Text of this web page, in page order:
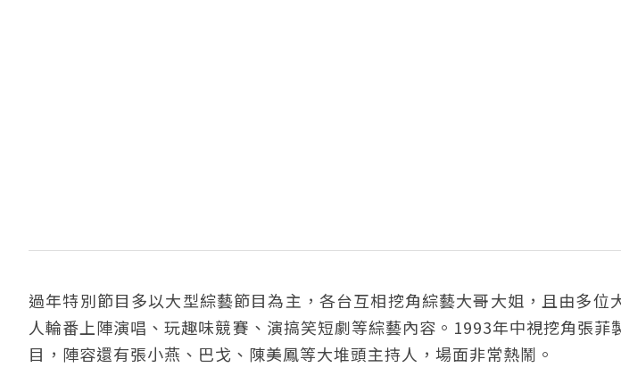
過年特別節目多以大型綜藝節目為主，各台互相挖角綜藝大哥大姐，且由多位
人輪番上陣演唱、玩趣味競賽、演搞笑短劇等綜藝內容。1993年中視挖角張菲
目，陣容還有張小燕、巴戈、陳美鳳等大堆頭主持人，場面非常熱鬧。